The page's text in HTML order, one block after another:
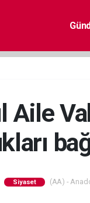
Aile
Siyaset (AA) -